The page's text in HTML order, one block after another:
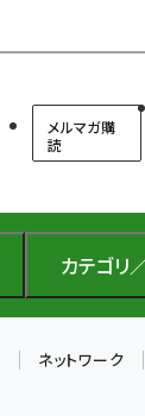
メルマガ購
読
カテゴリ
ネットワーク